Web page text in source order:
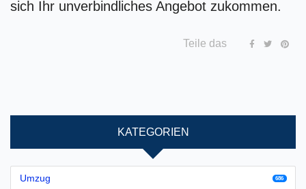
sich Ihr unverbindliches Angebot zukommen.
Teile das
KATEGORIEN
Umzug 686